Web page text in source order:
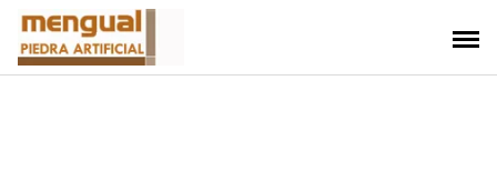
Saltar
contenido